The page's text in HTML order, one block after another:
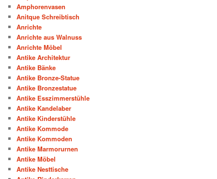
Amphorenvasen
Anitque Schreibtisch
Anrichte
Anrichte aus Walnuss
Anrichte Möbel
Antike Architektur
Antike Bänke
Antike Bronze-Statue
Antike Bronzestatue
Antike Esszimmerstühle
Antike Kandelaber
Antike Kinderstühle
Antike Kommode
Antike Kommoden
Antike Marmorurnen
Antike Möbel
Antike Nesttische